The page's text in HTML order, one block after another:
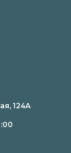
124А